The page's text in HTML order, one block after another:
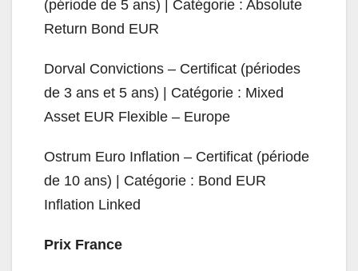
(période de 5 ans) | Catégorie : Absolute
Return Bond EUR
Dorval Convictions – Certificat (périodes
de 3 ans et 5 ans) | Catégorie : Mixed
Asset EUR Flexible – Europe
Ostrum Euro Inflation – Certificat (période
de 10 ans) | Catégorie : Bond EUR
Inflation Linked
Prix France